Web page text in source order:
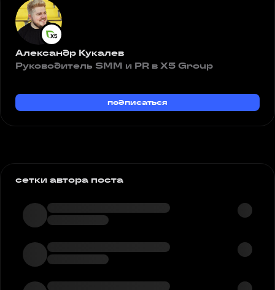
Александр Кукалев
Руководитель SMM и PR в Х5 Group
подписаться
сетки автора поста